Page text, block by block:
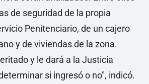
de seguridad de la propia
Penitenciario, de un cajero
y de viviendas de la zona.
y le dará a la Justicia
si ingresó o no", indicó.